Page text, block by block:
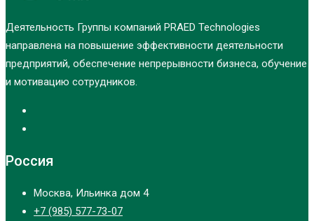
Деятельность Группы компаний PRAED Technologies
направлена на повышение эффективности деятельности
предприятий, обеспечение непрерывности бизнеса, обучение
и мотивацию сотрудников.
Россия
Москва, Ильинка дом 4
+7 (985) 577-73-07